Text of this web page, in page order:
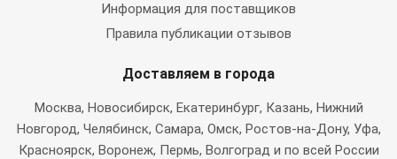
Информация для поставщиков
Правила публикации отзывов
Доставляем в города
Москва, Новосибирск, Екатеринбург, Казань, Нижний
Новгород, Челябинск, Самара, Омск, Ростов-на-Дону, Уфа,
Красноярск, Воронеж, Пермь, Волгоград и по всей России